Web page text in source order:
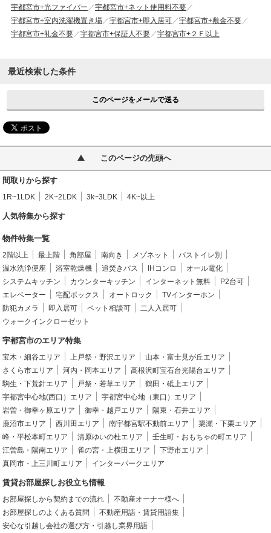
宇都宮市+光ファイバー
宇都宮市+ネット使用料不要
宇都宮市+室内洗濯機置き場
宇都宮市+即入居可
宇都宮市+敷金不要
宇都宮市+礼金不要
宇都宮市+保証人不要 宇都宮市+２Ｆ以上
最近検索した条件
このページをメールで送る
このページの先頭へ
間取りから探す
1R~1LDK 2K~2LDK 3k~3LDK 4K~以上
人気特集から探す
物件特集一覧
2階以上 最上階 角部屋 南向き メゾネット
バストイレ別
温水洗浄便座
浴室乾燥機 追焚きバス IHコンロ
オール電化
システムキッチン
カウンターキッチン インターネット無料
P2台可
エレベーター
宅配ボックス オートロック
TVインターホン
防犯カメラ
即入居可 ペット相談可
二人入居可
ウォークインクローゼット
宇都宮市のエリア特集
宝木・細谷エリア 上戸祭・野沢エリア
山本・富士見が丘エリア
さくら市エリア
河内・岡本エリア
高根沢町宝石台光陽台エリア
駒生・下荒針エリア
戸祭・若草エリア
鶴田・砥上エリア
宇都宮中心地(西口）エリア
宇都宮中心地（東口）エリア
岩曽・御幸ヶ原エリア
御幸・越戸エリア
陽東・石井エリア
鹿沼市エリア
西川田エリア 南宇都宮駅不動前エリア
簗瀬・下栗エリア
峰・平松本町エリア
清原ゆいの杜エリア
壬生町・おもちゃの町エリア
江曽島・陽南エリア
雀の宮・上横田エリア
下野市エリア
真岡市・上三川町エリア
インターパークエリア
賃貸お部屋探しお役立ち情報
お部屋探しから契約までの流れ
不動産オーナー様へ
お部屋探しのよくある質問
不動産用語・賃貸用語集
安心な引越し会社の選び方・引越し業界用語